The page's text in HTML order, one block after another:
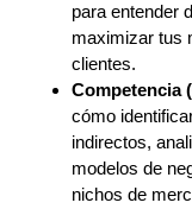
para entender
maximizar tus
clientes.
Competencia
cómo
indirectos,
modelos de
nichos de